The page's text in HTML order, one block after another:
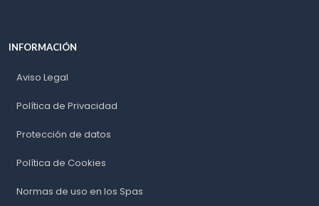
INFORMACIÓN
Aviso Legal
Política de Privacidad
Protección de datos
Política de Cookies
Normas de uso en los Spas